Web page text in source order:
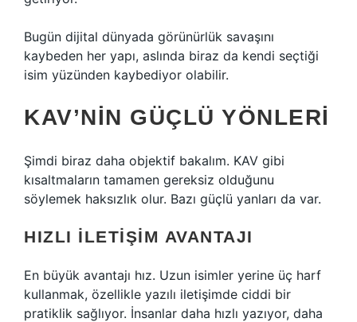
Bugün dijital dünyada görünürlük savaşını
kaybeden her yapı, aslında biraz da kendi seçtiği
isim yüzünden kaybediyor olabilir.
KAV’NIN GÜÇLÜ YÖNLERI
Şimdi biraz daha objektif bakalım. KAV gibi
kısaltmaların tamamen gereksiz olduğunu
söylemek haksızlık olur. Bazı güçlü yanları da var.
HIZLI ILETIŞIM AVANTAJI
En büyük avantajı hız. Uzun isimler yerine üç harf
kullanmak, özellikle yazılı iletişimde ciddi bir
pratiklik sağlıyor. İnsanlar daha hızlı yazıyor, daha